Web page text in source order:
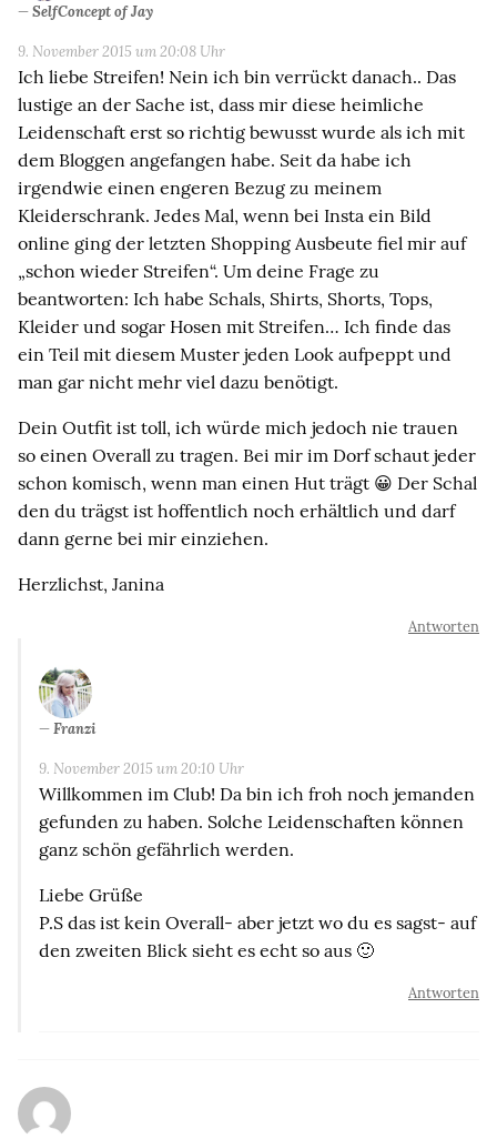
SelfConcept of Jay
9. November 2015 um 20:08 Uhr
Ich liebe Streifen! Nein ich bin verrückt danach.. Das
lustige an der Sache ist, dass mir diese heimliche
Leidenschaft erst so richtig bewusst wurde als ich mit
dem Bloggen angefangen habe. Seit da habe ich
irgendwie einen engeren Bezug zu meinem
Kleiderschrank. Jedes Mal, wenn bei Insta ein Bild
online ging der letzten Shopping Ausbeute fiel mir auf
„schon wieder Streifen“. Um deine Frage zu
beantworten: Ich habe Schals, Shirts, Shorts, Tops,
Kleider und sogar Hosen mit Streifen… Ich finde das
ein Teil mit diesem Muster jeden Look aufpeppt und
man gar nicht mehr viel dazu benötigt.
Dein Outfit ist toll, ich würde mich jedoch nie trauen
so einen Overall zu tragen. Bei mir im Dorf schaut jeder
schon komisch, wenn man einen Hut trägt 😀 Der Schal
den du trägst ist hoffentlich noch erhältlich und darf
dann gerne bei mir einziehen.
Herzlichst, Janina
Antworten
Franzi
9. November 2015 um 20:10 Uhr
Willkommen im Club! Da bin ich froh noch jemanden
gefunden zu haben. Solche Leidenschaften können
ganz schön gefährlich werden.
Liebe Grüße
P.S das ist kein Overall- aber jetzt wo du es sagst- auf
den zweiten Blick sieht es echt so aus 🙂
Antworten